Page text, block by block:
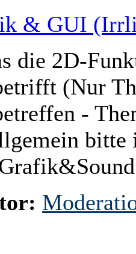
& GUI
die 2D-
(Nur
-
bitte